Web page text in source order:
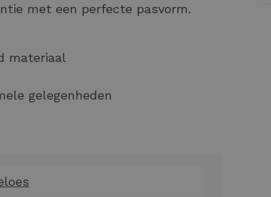
met een perfecte pasvorm.
materiaal
gelegenheden